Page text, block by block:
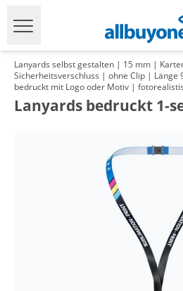
Lanyards selbst gestalten | 15 mm |
Sicherheitsverschluss | ohne Clip | Länge
bedruckt mit Logo oder Motiv |
Lanyards bedruckt 1-
Preis
115,91 €*
111,98 €